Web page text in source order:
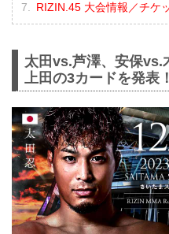
RIZIN.45 大会情報／チケ
太田vs.芦澤、安保vs.
上田の3カードを発表！